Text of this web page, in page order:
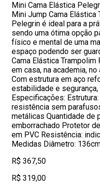
Mini Cama Elástica
Mini Jump Cama
Pelegrin é ideal para a
sendo uma ótima opção
físico e mental de uma
espaço podendo ser
Cama Elástica
em casa, na academia,
Com estrutura em aço
estabilidade e
Especificações:
resistência sem
metálicas Quantidade de
emborrachado Protetor
em PVC Resistência:
Medidas Diâmetro:
R$ 367,50
R$ 319,00